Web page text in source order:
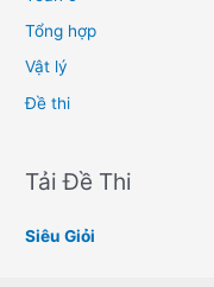
Tổng hợp
Vật lý
Đề thi
Tải Đề Thi
Siêu Giỏi